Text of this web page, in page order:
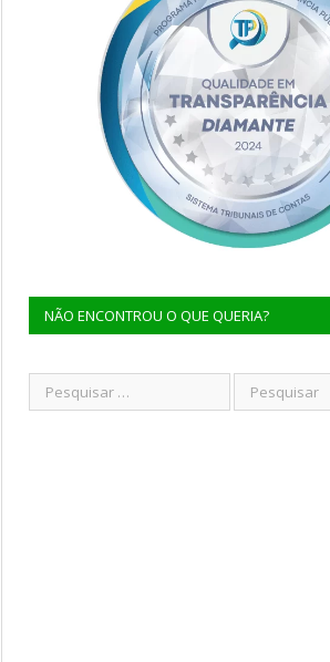
NÃO ENCONTROU O QUE QUERIA?